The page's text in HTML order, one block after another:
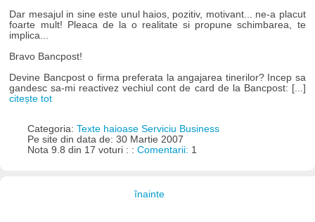
Dar mesajul in sine este unul haios, pozitiv, motivant... ne-a placut
foarte mult! Pleaca de la o realitate si propune schimbarea, te
implica...
Bravo Bancpost!
Devine Bancpost o firma preferata la angajarea tinerilor? Incep sa
gandesc sa-mi reactivez vechiul cont de card de la Bancpost: [...]
citește tot
Categoria: Texte haioase Serviciu Business
Pe site din data de: 30 Martie 2007
Nota 9.8 din 17 voturi : : Comentarii: 1
înainte